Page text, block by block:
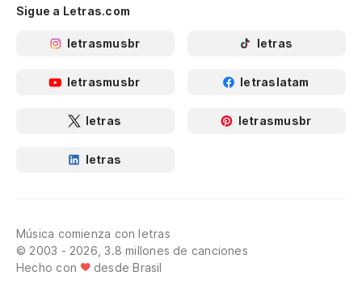
Sigue a Letras.com
letrasmusbr letras
letrasmusbr letraslatam
letras letrasmusbr
letras
Música comienza con letras
© 2003 - 2026, 3.8 millones de canciones
Hecho con
desde Brasil